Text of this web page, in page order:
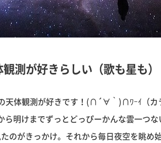
測が好きらしい（歌も星も）
天体観測が好きです！(∩´∀｀)∩ﾜｰｲ（カ
ら明けまでずっとどっぴーかんな雲一つ
のがきっかけ。それから毎日夜空を眺め